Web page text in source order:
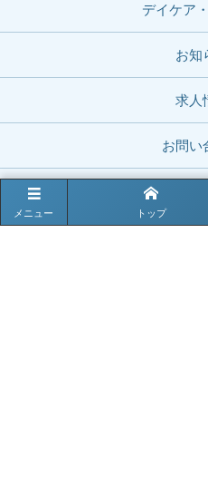
メニュー トップ
デイケア
お知
求人
お問い
お電話でのお問